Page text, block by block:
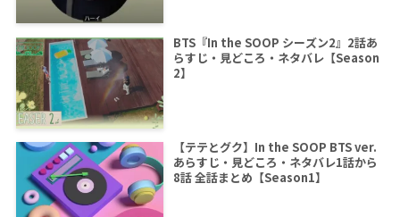
BTS『In the SOOP シーズン2』2話あ
らすじ・見どころ・ネタバレ【Season
2】
【テテとグク】In the SOOP BTS ver.
あらすじ・見どころ・ネタバレ1話から
8話 全話まとめ【Season1】